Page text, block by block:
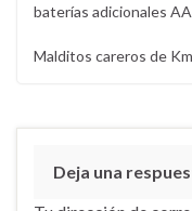
baterías adicionales
Malditos careros de
Deja una